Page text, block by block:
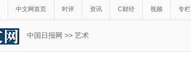
中文网首页 时评 资讯 C财经 视频 专栏
中国日报网 >> 艺术